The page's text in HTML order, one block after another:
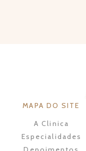
MAPA DO SITE
A Clinica
Especialidades